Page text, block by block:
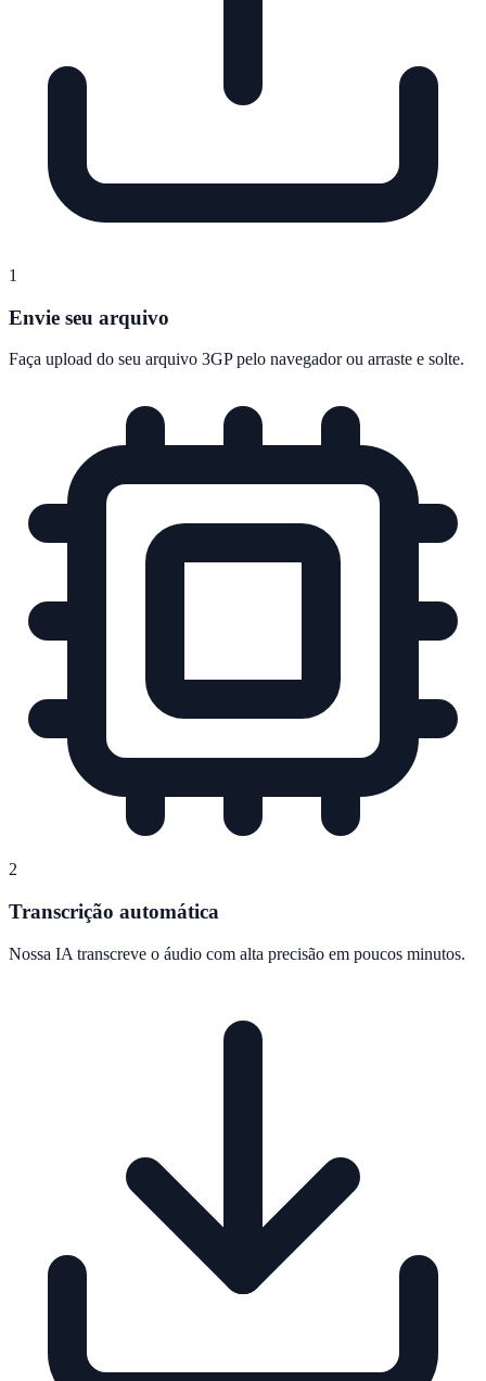
1
Envie seu arquivo
Faça upload do seu arquivo 3GP pelo navegador ou arraste e solte.
2
Transcrição automática
Nossa IA transcreve o áudio com alta precisão em poucos minutos.